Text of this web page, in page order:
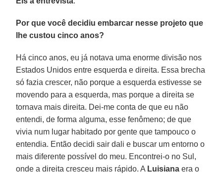
Por que você decidiu embarcar nesse projeto que
lhe custou cinco anos?
Há cinco anos, eu já notava uma enorme divisão nos
Estados Unidos entre esquerda e direita. Essa brecha
só fazia crescer, não porque a esquerda estivesse se
movendo para a esquerda, mas porque a direita se
tornava mais direita. Dei-me conta de que eu não
entendi, de forma alguma, esse fenômeno; de que
vivia num lugar habitado por gente que tampouco o
entendia. Então decidi sair dali e buscar um entorno o
mais diferente possível do meu. Encontrei-o no Sul,
onde a direita cresceu mais rápido. A Luisiana era o